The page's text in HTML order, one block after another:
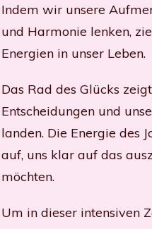
Indem wir unsere
und Harmonie lenken,
Energien in unser Leben.
Das Rad des Glücks
Entscheidungen und
landen. Die Energie des
auf, uns klar auf das
möchten.
Um in dieser intensiven